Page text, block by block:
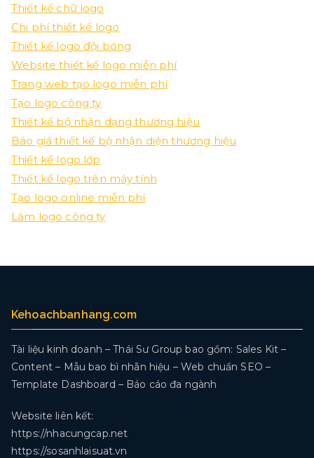
Thiết kế chữ logo
Chi phí thiết kế logo
Thiết kế logo đội bóng
Website thiết kế logo miễn phí
Trang web tạo logo miễn phí
Tạo logo công ty
Thiết kế bộ nhận dạng thương hiệu
Báo giá thiết kế bộ nhận diện thương hiệu
Thiết kế logo lớp
Thiết kế logo trên máy tính
Tạo logo online miễn phí
Làm logo công ty
Kehoachbanhang.com
Tài liệu kinh doanh – Thái Sư Group bao gồm: Sales Kit –
Content – Mẫu bao bì nhãn hiệu – Web chuẩn SEO –
Template Dashboard – Báo cáo đa ngành
Website liên kết:
https://nhacungcap.net
https://sosanhlaisuat.vn